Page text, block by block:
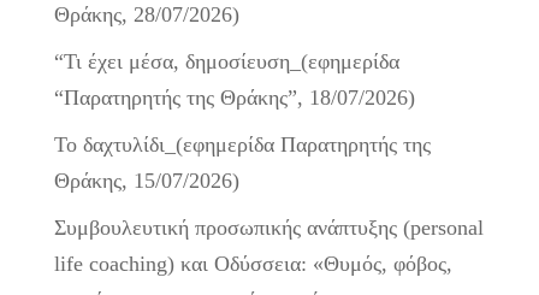
Θράκης, 28/07/2026)
“Τι έχει μέσα, δημοσίευση_(εφημερίδα
“Παρατηρητής της Θράκης”, 18/07/2026)
Το δαχτυλίδι_(εφημερίδα Παρατηρητής της
Θράκης, 15/07/2026)
Συμβουλευτική προσωπικής ανάπτυξης (personal
life coaching) και Οδύσσεια: «Θυμός, φόβος,